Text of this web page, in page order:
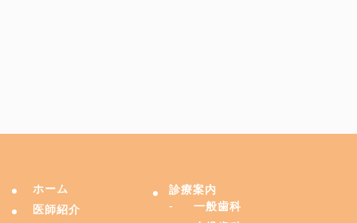
ホーム
医師紹介
診療案内
一般歯科